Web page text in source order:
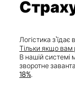
Логістика
Тільки якщо вам
В нашій системі
зворотне
18%